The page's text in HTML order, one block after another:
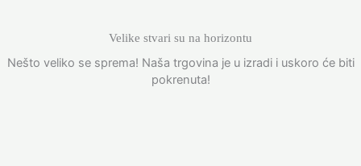
Velike stvari su na horizontu
Nešto veliko se sprema! Naša trgovina je u izradi i uskoro će biti
pokrenuta!